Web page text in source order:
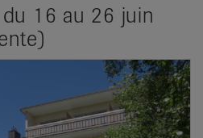
16 au 26 juin